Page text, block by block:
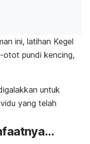
ini, latihan Kegel
otot pundi kencing,
untuk
yang telah